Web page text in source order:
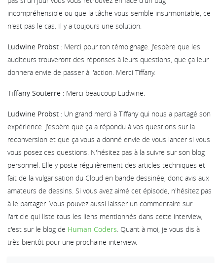
incompréhensible ou que la tâche vous semble insurmontable, ce
n'est pas le cas. Il y a toujours une solution.
Ludwine Probst : Merci pour ton témoignage. J'espère que les
auditeurs trouveront des réponses à leurs questions, que ça leur
donnera envie de passer à l'action. Merci Tiffany.
Tiffany Souterre : Merci beaucoup Ludwine.
Ludwine Probst : Un grand merci à Tiffany qui nous a partagé son
expérience. J'espère que ça a répondu à vos questions sur la
reconversion et que ça vous a donné envie de vous lancer si vous
vous posez ces questions. N'hésitez pas à la suivre sur son blog
personnel. Elle y poste régulièrement des articles techniques et
fait de la vulgarisation du Cloud en bande dessinée, donc avis aux
amateurs de dessins. Si vous avez aimé cet épisode, n'hésitez pas
à le partager. Vous pouvez aussi laisser un commentaire sur
l'article qui liste tous les liens mentionnés dans cette interview,
c'est sur le blog de Human Coders. Quant à moi, je vous dis à
très bientôt pour une prochaine interview.